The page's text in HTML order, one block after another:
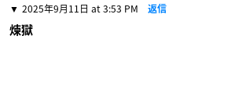
2025年9月11日 at 3:53 PM 返信
煉獄